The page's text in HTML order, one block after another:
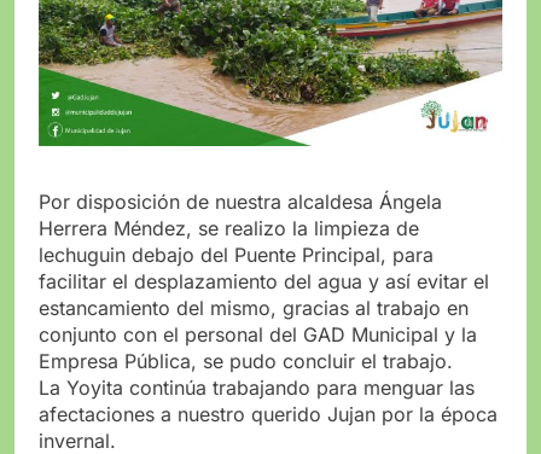
Por disposición de nuestra alcaldesa Ángela
Herrera Méndez, se realizo la limpieza de
lechuguin debajo del Puente Principal, para
facilitar el desplazamiento del agua y así evitar el
estancamiento del mismo, gracias al trabajo en
conjunto con el personal del GAD Municipal y la
Empresa Pública, se pudo concluir el trabajo.
La Yoyita continúa trabajando para menguar las
afectaciones a nuestro querido Jujan por la época
invernal.